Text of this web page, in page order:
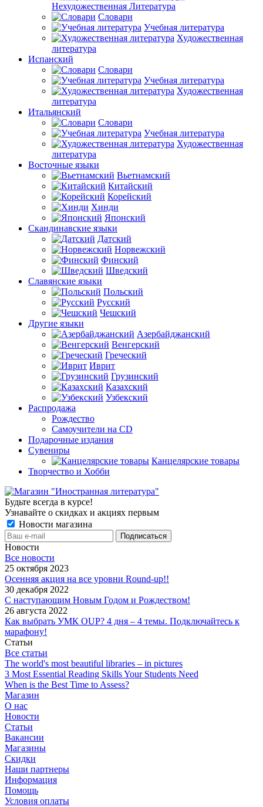
Нехудожественная Литература
Словари
Учебная литература
Художественная
литература
Испанский
Словари
Учебная литература
Художественная
литература
Итальянский
Словари
Учебная литература
Художественная
литература
Восточные языки
Вьетнамский
Китайский
Корейский
Хинди
Японский
Скандинавские языки
Датский
Норвежский
Финский
Шведский
Славянские языки
Польский
Русский
Чешский
Другие языки
Азербайджанский
Венгерский
Греческий
Иврит
Грузинский
Казахский
Узбекский
Распродажа
Рождество
Самоучители на CD
Подарочные издания
Сувениры
Канцелярские товары
Творчество и Хобби
Будьте всегда в курсе!
Узнавайте о скидках и акциях первым
Новости магазина
Новости
Все новости
25 октября 2023
Осенняя акция на все уровни Round-up!!
30 декабря 2022
С наступающим Новым Годом и Рождеством!
26 августа 2022
Как выбрать УМК OUP? 4 дня – 4 темы. Подключайтесь к
марафону!
Статьи
Все статьи
The world's most beautiful libraries – in pictures
3 Most Essential Reading Skills Your Students Need
When is the Best Time to Assess?
Магазин
О нас
Новости
Статьи
Вакансии
Магазины
Скидки
Наши партнеры
Информация
Помощь
Условия оплаты